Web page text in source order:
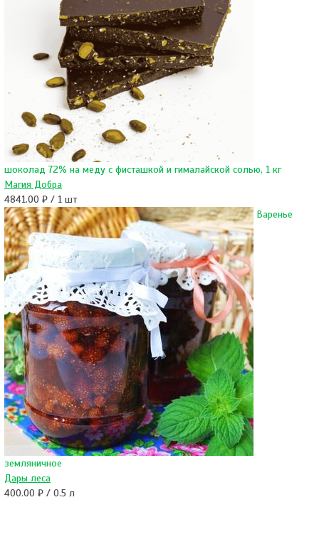
шоколад 72% на меду с фисташкой и гималайской солью, 1 кг
Магия Добра
4841.00 ₽ / 1 шт
Варенье
земляничное
Дары леса
400.00 ₽ / 0.5 л